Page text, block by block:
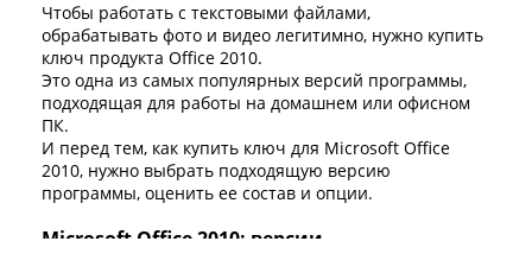
Чтобы работать с текстовыми файлами,
обрабатывать фото и видео легитимно, нужно купить
ключ продукта Office 2010.
Это одна из самых популярных версий программы,
подходящая для работы на домашнем или офисном
ПК.
И перед тем, как купить ключ для Microsoft Office
2010, нужно выбрать подходящую версию
программы, оценить ее состав и опции.
Microsoft Office 2010: версии